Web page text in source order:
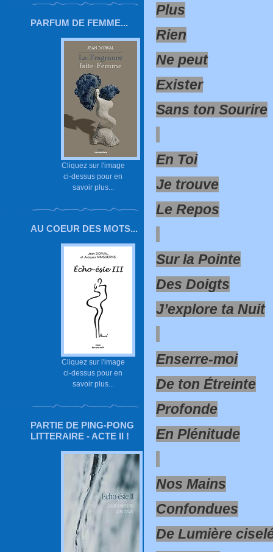
PARFUM DE FEMME...
Cliquez sur l'image
ci-dessus pour en
savoir plus...
AU COEUR DES MOTS...
Cliquez sur l'image
ci-dessus pour en
savoir plus...
PARTIE DE PING-PONG
LITTERAIRE - ACTE II !
Plus
Rien
Ne peut
Exister
Sans ton Sourire
En Toi
Je trouve
Le Repos
Sur la Pointe
Des Doigts
J’explore ta Nuit
Enserre-moi
De ton Étreinte
Profonde
En Plénitude
Nos Mains
Confondues
De Lumière